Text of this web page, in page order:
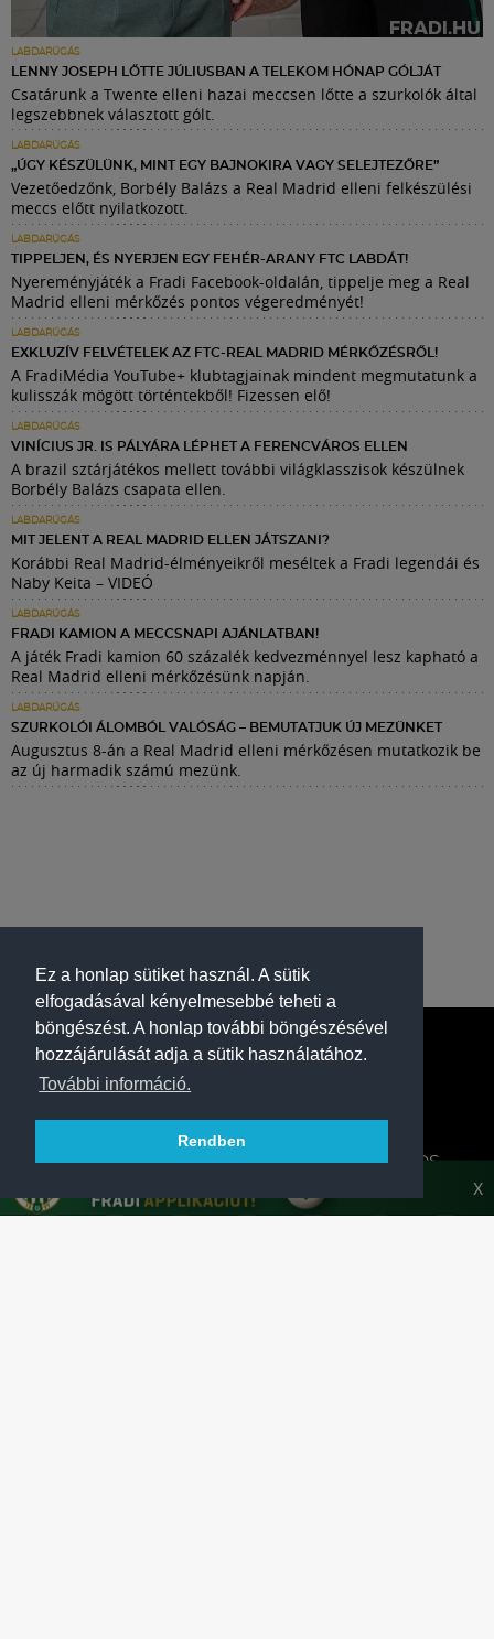
Ez a honlap sütiket használ. A sütik
elfogadásával kényelmesebbé teheti a
böngészést. A honlap további böngészésével
hozzájárulását adja a sütik használatához.
További információ.
Rendben
LABDARÚGÁS
LENNY JOSEPH LŐTTE JÚLIUSBAN A TELEKOM HÓNAP GÓLJÁT
Csatárunk a Twente elleni hazai meccsen lőtte a szurkolók által
legszebbnek választott gólt.
LABDARÚGÁS
„ÚGY KÉSZÜLÜNK, MINT EGY BAJNOKIRA VAGY SELEJTEZŐRE”
Vezetőedzőnk, Borbély Balázs a Real Madrid elleni felkészülési
meccs előtt nyilatkozott.
LABDARÚGÁS
TIPPELJEN, ÉS NYERJEN EGY FEHÉR-ARANY FTC LABDÁT!
Nyereményjáték a Fradi Facebook-oldalán, tippelje meg a Real
Madrid elleni mérkőzés pontos végeredményét!
LABDARÚGÁS
EXKLUZÍV FELVÉTELEK AZ FTC-REAL MADRID MÉRKŐZÉSRŐL!
A FradiMédia YouTube+ klubtagjainak mindent megmutatunk a
kulisszák mögött történtekből! Fizessen elő!
LABDARÚGÁS
VINÍCIUS JR. IS PÁLYÁRA LÉPHET A FERENCVÁROS ELLEN
A brazil sztárjátékos mellett további világklasszisok készülnek
Borbély Balázs csapata ellen.
LABDARÚGÁS
MIT JELENT A REAL MADRID ELLEN JÁTSZANI?
Korábbi Real Madrid-élményeikről meséltek a Fradi legendái és
Naby Keita – VIDEÓ
LABDARÚGÁS
FRADI KAMION A MECCSNAPI AJÁNLATBAN!
A játék Fradi kamion 60 százalék kedvezménnyel lesz kapható a
Real Madrid elleni mérkőzésünk napján.
LABDARÚGÁS
SZURKOLÓI ÁLOMBÓL VALÓSÁG – BEMUTATJUK ÚJ MEZÜNKET
Augusztus 8-án a Real Madrid elleni mérkőzésen mutatkozik be
az új harmadik számú mezünk.
A FERENCVÁROSI TORNA CLUB HIVATALOS
X